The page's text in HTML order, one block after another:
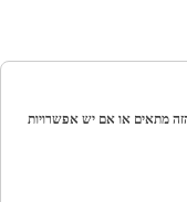
או אם יש אפשרויות